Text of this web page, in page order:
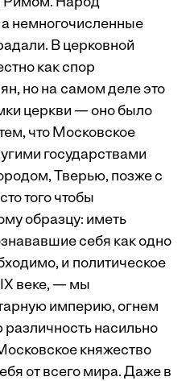
немногочисленные
В церковной
как спор
но на самом деле это
церкви — оно было
что Московское
государствами
Тверью, позже с
того чтобы
образцу: иметь
себя как одно
и политическое
веке, — мы
империю, огнем
насильно
княжество
от всего мира. Даже в